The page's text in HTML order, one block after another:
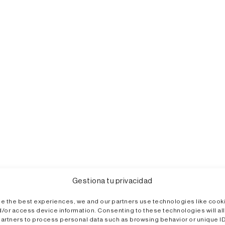
Gestiona tu privacidad
the best experiences, we and our partners use technologies like
or access device information. Consenting to these technologies will
to process personal data such as browsing behavior or unique